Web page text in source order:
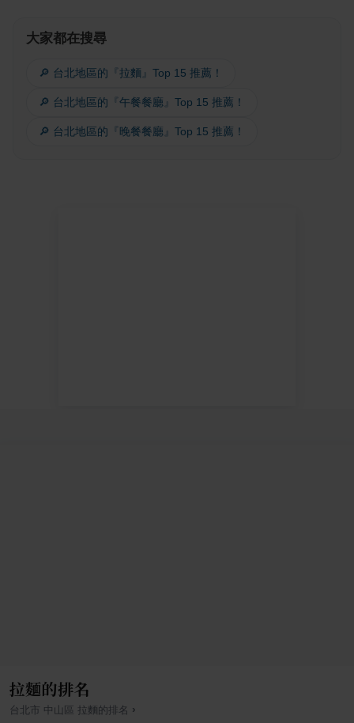
大家都在搜尋
🔎 台北地區的『拉麵』Top 15 推薦！
🔎 台北地區的『午餐餐廳』Top 15 推薦！
🔎 台北地區的『晚餐餐廳』Top 15 推薦！
拉麵的排名
台北市 中山區 拉麵的排名 ›